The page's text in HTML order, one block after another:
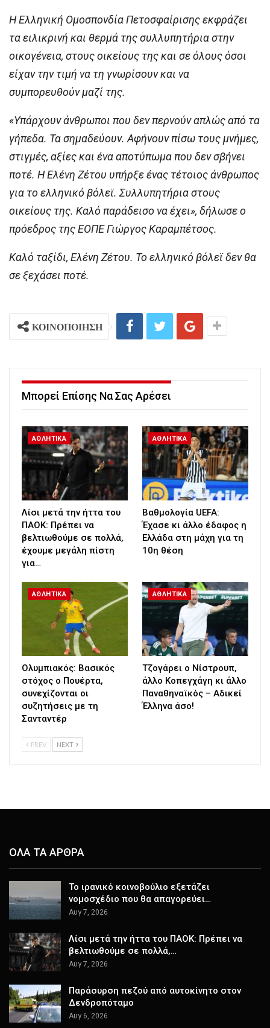
Η Ελληνική Ομοσπονδία Πετοσφαίρισης εκφράζει
τα ειλικρινή και θερμά της συλλυπητήρια στην
οικογένεια, στους οικείους της και σε όλους όσοι
είχαν την τιμή να τη γνωρίσουν και να
συμπορευθούν μαζί της.
«Υπάρχουν άνθρωποι που δεν περνούν απλώς από τα
γήπεδα. Τα σημαδεύουν. Αφήνουν πίσω τους μνήμες,
στιγμές, αξίες και ένα αποτύπωμα που δεν σβήνει
ποτέ. Η Ελένη Ζέτου υπήρξε ένας τέτοιος άνθρωπος
για το ελληνικό βόλεϊ. Συλλυπητήρια στους
οικείους της. Καλό παράδεισο να έχει», δήλωσε ο
πρόεδρος της ΕΟΠΕ Γιώργος Καραμπέτσος.
Καλό ταξίδι, Ελένη Ζέτου. Το ελληνικό βόλεϊ δεν θα
σε ξεχάσει ποτέ.
ΚΟΙΝΟΠΟΙΗΣΗ
Μπορεί Επίσης Να Σας Αρέσει
ΑΘΛΗΤΙΚΑ
Λίσι μετά την ήττα του
ΠΑΟΚ: Πρέπει να
βελτιωθούμε σε πολλά,
έχουμε μεγάλη πίστη
για…
ΑΘΛΗΤΙΚΑ
Βαθμολογία UEFA:
Έχασε κι άλλο έδαφος η
Ελλάδα στη μάχη για τη
10η θέση
ΑΘΛΗΤΙΚΑ
Ολυμπιακός: Βασικός
στόχος ο Πουέρτα,
συνεχίζονται οι
συζητήσεις με τη
Σανταντέρ
ΑΘΛΗΤΙΚΑ
Τζογάρει ο Νίστρουπ,
άλλο Κοπεγχάγη κι άλλο
Παναθηναϊκός – Αδικεί
Έλληνα άσο!
PREV NEXT
ΟΛΑ ΤΑ ΑΡΘΡΑ
Το ιρανικό κοινοβούλιο εξετάζει
νομοσχέδιο που θα απαγορεύει…
Αυγ 7, 2026
Λίσι μετά την ήττα του ΠΑΟΚ: Πρέπει να
βελτιωθούμε σε πολλά,…
Αυγ 7, 2026
Παράσυρση πεζού από αυτοκίνητο στον
Δενδροπόταμο
Αυγ 6, 2026